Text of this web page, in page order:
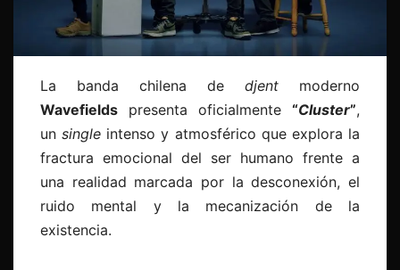
La banda chilena de djent moderno
Wavefields presenta oficialmente “Cluster”,
unsingle intenso y atmosférico que explora la
fractura emocional del ser humano frente a
una realidad marcada por la desconexión, el
ruido mental y la mecanización de la
existencia.